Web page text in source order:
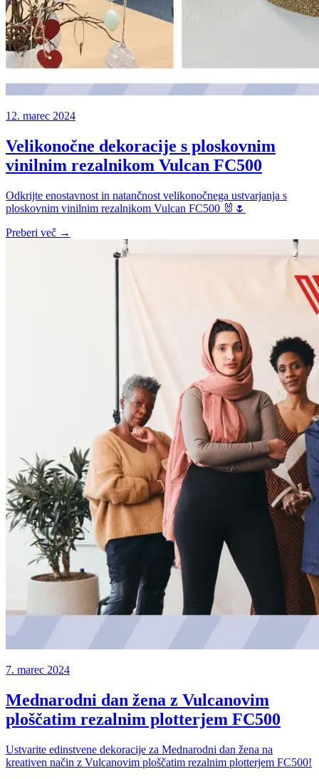
12. marec 2024
Velikonočne dekoracije s ploskovnim
vinilnim rezalnikom Vulcan FC500
Odkrijte enostavnost in natančnost velikonočnega ustvarjanja s
ploskovnim vinilnim rezalnikom Vulcan FC500 🐰🌷
Preberi več →
7. marec 2024
Mednarodni dan žena z Vulcanovim
ploščatim rezalnim plotterjem FC500
Ustvarite edinstvene dekoracije za Mednarodni dan žena na
kreativen način z Vulcanovim ploščatim rezalnim plotterjem FC500!